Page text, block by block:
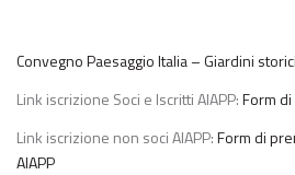
Convegno Paesaggio Italia – Giardini storici
Link iscrizione Soci e Iscritti AIAPP:Form
Link iscrizione non soci AIAPP:Form di
AIAPP